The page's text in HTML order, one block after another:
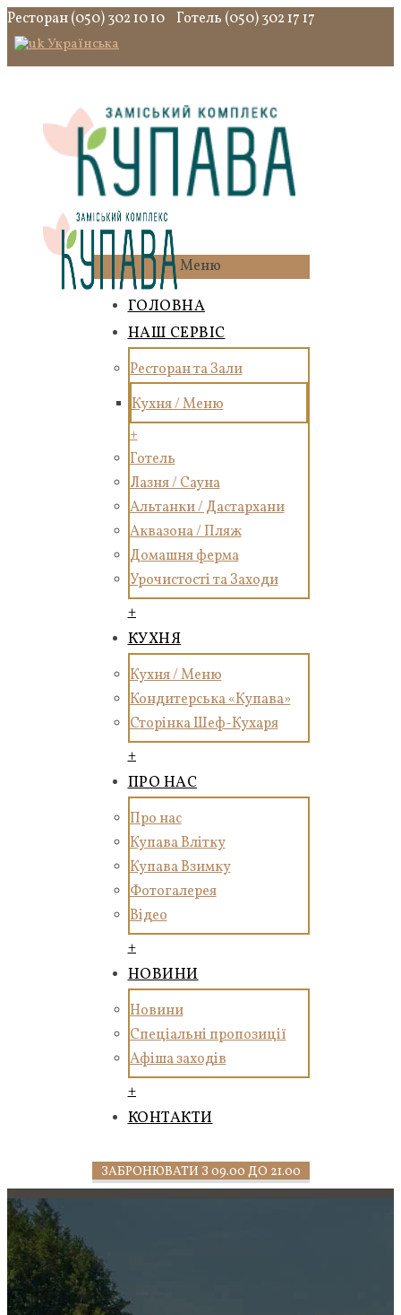
Ресторан (050) 302 10 10 Готель (050) 302 17 17
Українська
Меню
ГОЛОВНА
НАШ СЕРВІС
Ресторан та Зали
Кухня / Меню
+
Готель
Лазня / Сауна
Альтанки / Дастархани
Аквазона / Пляж
Домашня ферма
Урочистості та Заходи
+
КУХНЯ
Кухня / Меню
Кондитерська «Купава»
Сторінка Шеф-Кухаря
+
ПРО НАС
Про нас
Купава Влітку
Купава Взимку
Фотогалерея
Відео
+
НОВИНИ
Новини
Спеціальні пропозиції
Афіша заходів
+
КОНТАКТИ
ЗАБРОНЮВАТИ З 09.00 ДО 21.00